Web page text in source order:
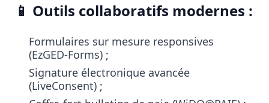
📱 Outils collaboratifs modernes :
Formulaires sur mesure responsives
(EzGED-Forms) ;
Signature électronique avancée
(LiveConsent) ;